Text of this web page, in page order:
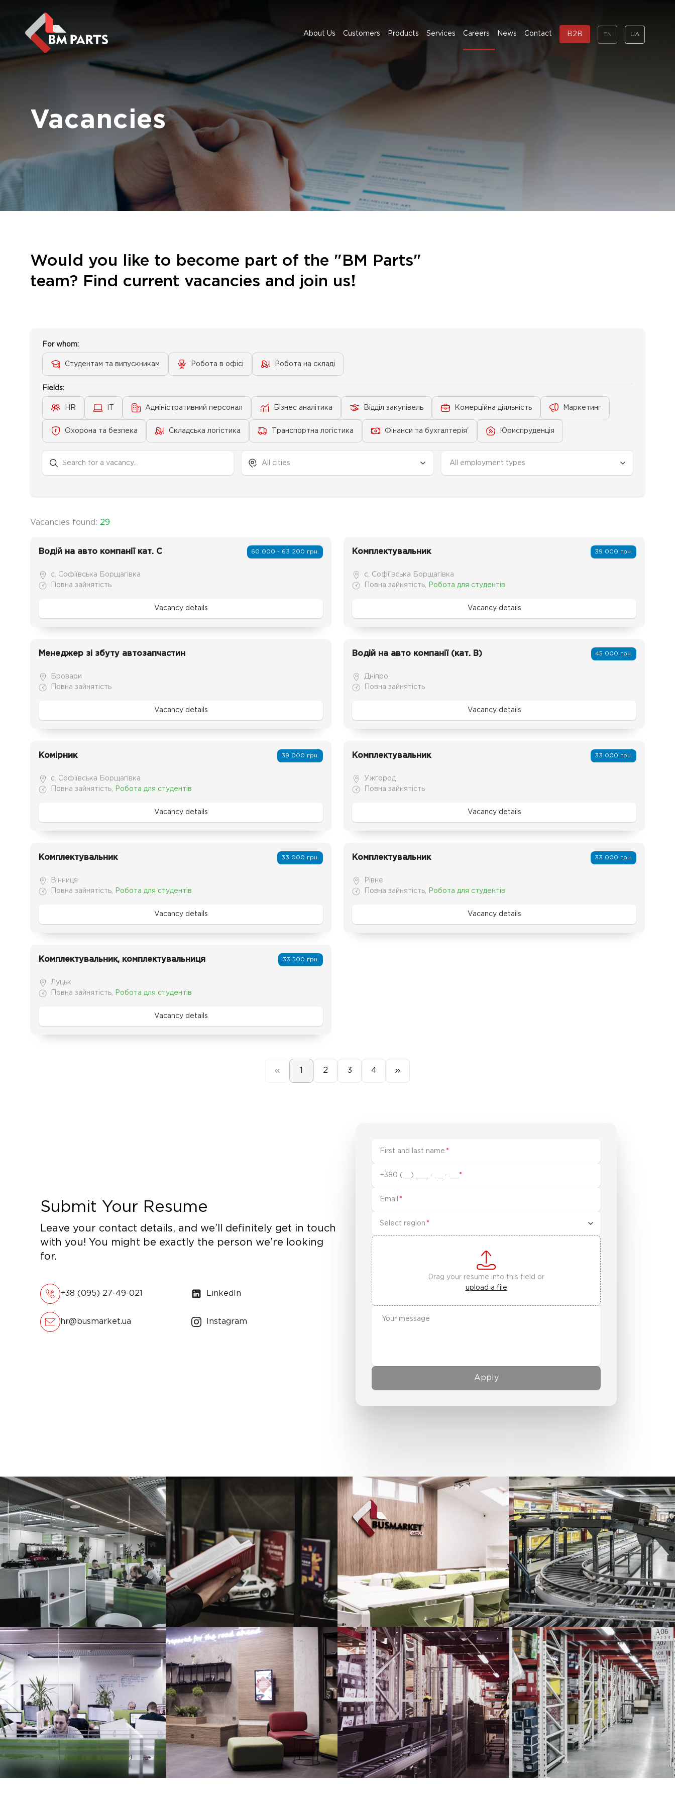
About Us Customers Products Services Careers News Contact B2B EN UA
Vacancies
Would you like to become part of the "BM Parts"
team? Find current vacancies and join us!
For whom:
Студентам та випускникам Робота в офісі Робота на складі
Fields:
HR Адміністративний персонал Бізнес аналітика Відділ закупівель Комерційна діяльність Маркетинг
Охорона та безпека Складська логістика Транспортна логістика Фінанси та бухгалтерія' Юриспруденція
All cities All employment types
Vacancies found: 29
Водій на авто компанії кат. C 60 000 - 63 200 грн.
с. Софіївська Борщагівка
Повна зайнятість
Vacancy details
Комплектувальник 39 000 грн.
с. Софіївська Борщагівка
Повна зайнятість
Робота для студентів
Vacancy details
Менеджер зі збуту автозапчастин
Бровари
Повна зайнятість
Vacancy details
Водій на авто компанії (кат. В) 45 000 грн.
Дніпро
Повна зайнятість
Vacancy details
Комірник 39 000 грн.
с. Софіївська Борщагівка
Повна зайнятість
Робота для студентів
Vacancy details
Комплектувальник 33 000 грн.
Ужгород
Повна зайнятість
Vacancy details
Комплектувальник 33 000 грн.
Вінниця
Повна зайнятість
Робота для студентів
Vacancy details
Комплектувальник 33 000 грн.
Рівне
Повна зайнятість
Робота для студентів
Vacancy details
Комплектувальник, комплектувальниця 33 500 грн.
Луцьк
Повна зайнятість
Робота для студентів
Vacancy details
2 3 4
Submit Your Resume
Leave your contact details, and we’ll definitely get in touch
with you! You might be exactly the person we’re looking
for.
+38 (095) 27-49-021 LinkedIn
hr@busmarket.ua Instagram
First and last name *
+380 (__) ___ - __ - __ *
Email *
Select region *
Drag your resume into this field or
upload a file
Apply